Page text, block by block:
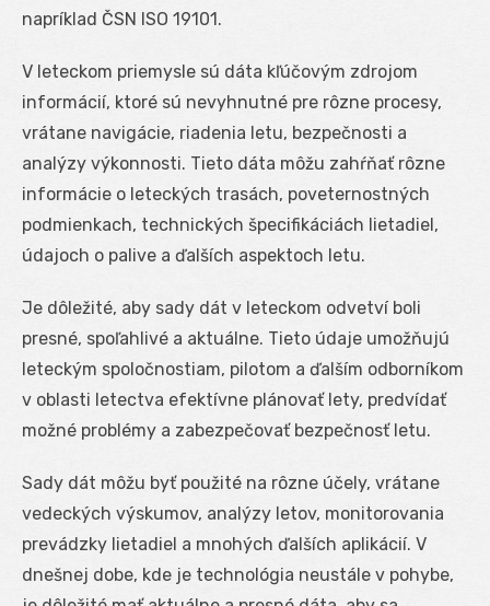
napríklad ČSN ISO 19101.
V leteckom priemysle sú dáta kľúčovým zdrojom
informácií, ktoré sú nevyhnutné pre rôzne procesy,
vrátane navigácie, riadenia letu, bezpečnosti a
analýzy výkonnosti. Tieto dáta môžu zahŕňať rôzne
informácie o leteckých trasách, poveternostných
podmienkach, technických špecifikáciách lietadiel,
údajoch o palive a ďalších aspektoch letu.
Je dôležité, aby sady dát v leteckom odvetví boli
presné, spoľahlivé a aktuálne. Tieto údaje umožňujú
leteckým spoločnostiam, pilotom a ďalším odborníkom
v oblasti letectva efektívne plánovať lety, predvídať
možné problémy a zabezpečovať bezpečnosť letu.
Sady dát môžu byť použité na rôzne účely, vrátane
vedeckých výskumov, analýzy letov, monitorovania
prevádzky lietadiel a mnohých ďalších aplikácií. V
dnešnej dobe, kde je technológia neustále v pohybe,